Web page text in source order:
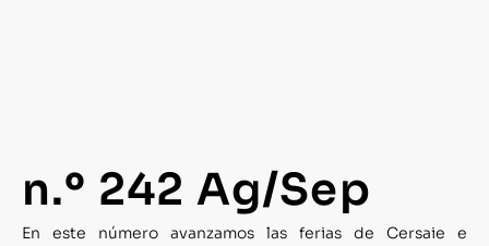
n.º 242 Ag/Sep
En este número avanzamos las ferias de Cersaie e